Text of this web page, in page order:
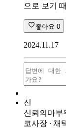
으로 보기
좋아요 0
2024.11.17
신
신뢰의마부
코사장 ∙ 채